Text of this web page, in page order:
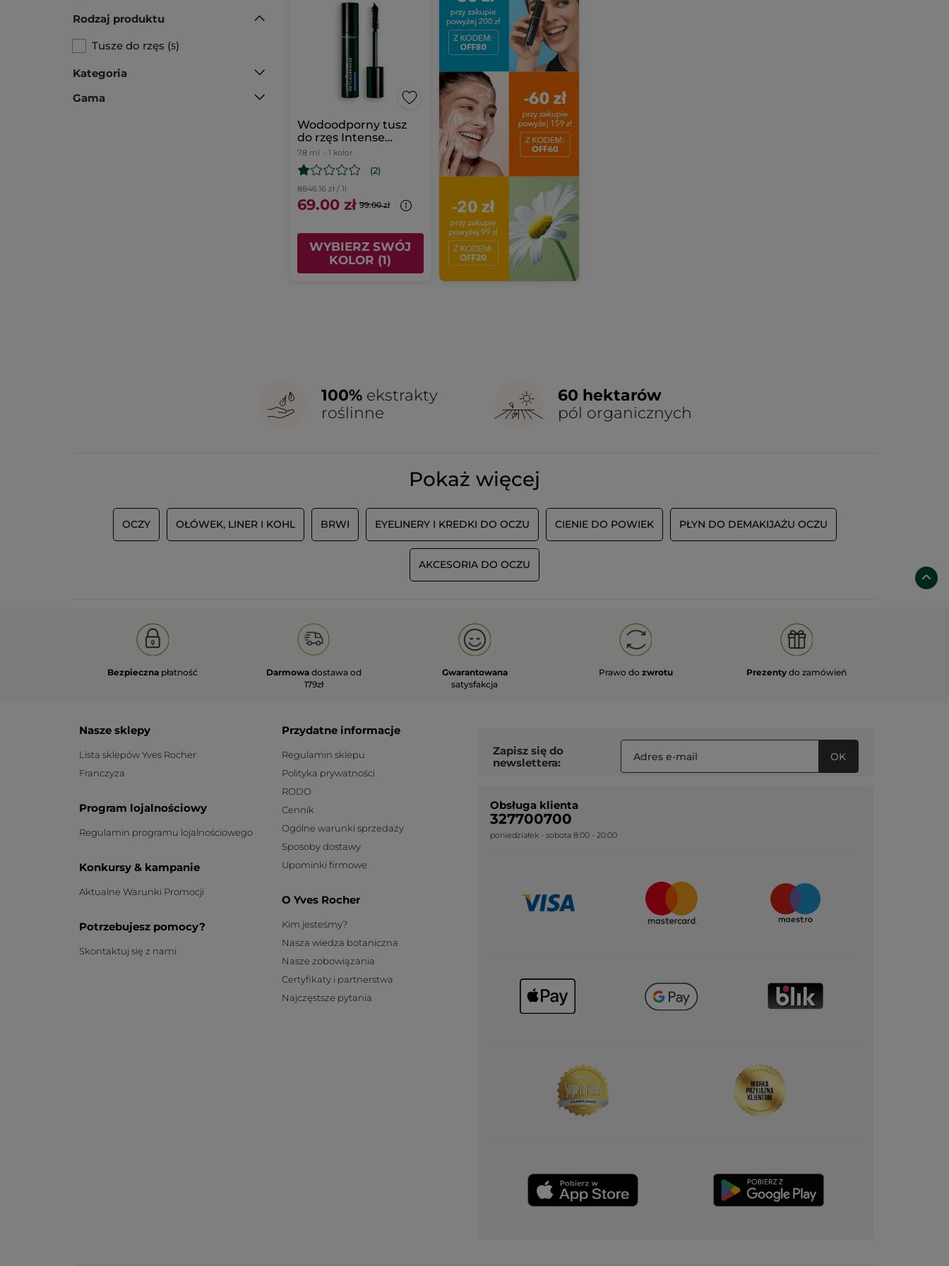
Rodzaj produktu
Tusze do rzęs (5)
Kategoria
Gama
Wodoodporny tusz
do rzęs Intense
Metamorphose
7.8 ml - 1 kolor
(2)
8846.16 zł / 1l
69.00 zł 99.00 zł
WYBIERZ SWÓJ
KOLOR (1)
100% ekstrakty
roślinne
60 hektarów
pól organicznych
Pokaż więcej
OCZY OŁÓWEK, LINER I KOHL BRWI EYELINERY I KREDKI DO OCZU CIENIE DO POWIEK PŁYN DO DEMAKIJAŻU OCZU
AKCESORIA DO OCZU
Bezpieczna płatność Darmowa dostawa od
179zł
Gwarantowana
satysfakcja
Prawo do zwrotu Prezenty do zamówień
Nasze sklepy
Lista sklepów Yves Rocher
Franczyza
Program lojalnościowy
Regulamin programu lojalnościowego
Konkursy & kampanie
Aktualne Warunki Promocji
Potrzebujesz pomocy?
Skontaktuj się z nami
Przydatne informacje
Regulamin sklepu
Polityka prywatności
RODO
Cennik
Ogólne warunki sprzedaży
Sposoby dostawy
Upominki firmowe
O Yves Rocher
Kim jesteśmy?
Nasza wiedza botaniczna
Nasze zobowiązania
Certyfikaty i partnerstwa
Najczęstsze pytania
Zapisz się do
newslettera:
OK
Obsługa klienta
327700700
poniedziałek - sobota 8:00 - 20:00